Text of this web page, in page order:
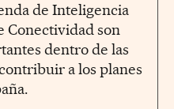
de Inteligencia
Conectividad son
dentro de las
a los planes